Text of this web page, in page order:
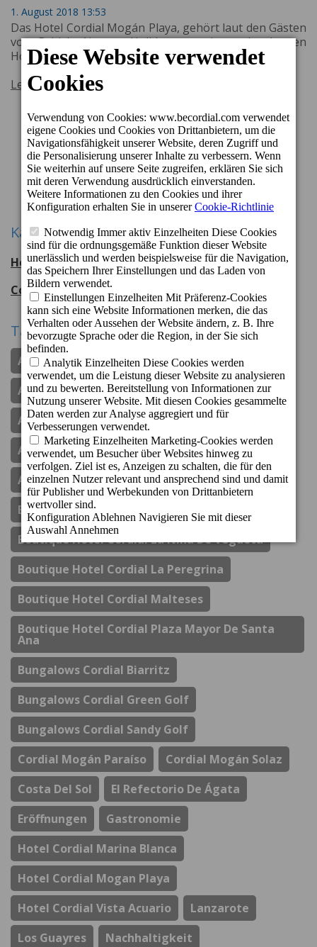
1. August 2018 13:53
Das Hotel Cordial Mogán Playa, gehört laut den Gästen
von British Airways Holidays zu einem der besten
Hotels weltweit.
Lesen Sie mehr
Zurück 1 ... 8 9 10 ...
12
Weiter
Kategorien
Hotel Cordial Mogán Playa 56 entradas
Cordial Hotels & Resorts 108 entradas
Tags
Apartamentos Cordial Judoca Beach
Apartamentos Cordial Magec Taurito
Apartamentos Cordial Mogan Valle
Aparthotel Cordial Mijas Golf
Auszeichnungen
Boutique Hotel Cordial Galdós Jardín
Boutique Hotel Cordial La Niña De Vegueta
Boutique Hotel Cordial La Peregrina
Boutique Hotel Cordial Malteses
Boutique Hotel Cordial Plaza Mayor De Santa
Ana
Bungalows Cordial Biarritz
Bungalows Cordial Green Golf
Bungalows Cordial Sandy Golf
Cordial Mogán Paraíso
Cordial Mogán Solaz
Costa Del Sol
El Refectorio De Ágata
Eröffnungen
Gastronomie
Hotel Cordial Marina Blanca
Hotel Cordial Mogan Playa
Hotel Cordial Vista Acuario
Lanzarote
Los Guayres
Nachhaltigkeit